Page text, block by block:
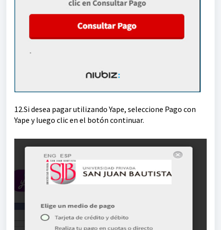
12.Si desea pagar utilizando Yape, seleccione Pago con
Yape y luego clic en el botón continuar.